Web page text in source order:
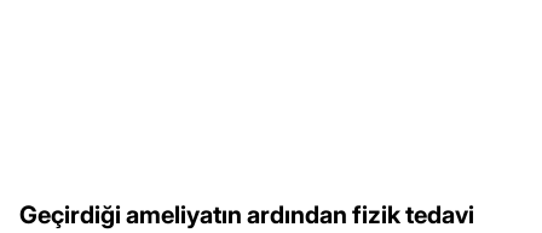
Geçirdiği ameliyatın ardından fizik tedavi